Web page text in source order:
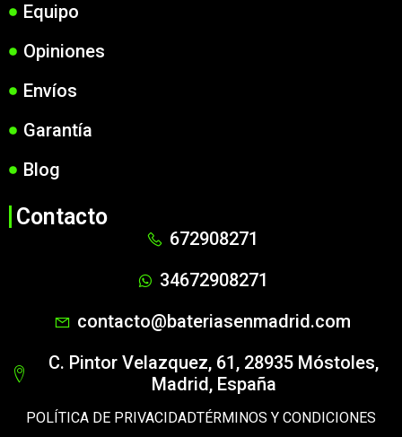
Equipo
Opiniones
Envíos
Garantía
Blog
Contacto
672908271
34672908271
contacto@bateriasenmadrid.com
C. Pintor Velazquez, 61, 28935 Móstoles,
Madrid, España
POLÍTICA DE PRIVACIDADTÉRMINOS Y CONDICIONES